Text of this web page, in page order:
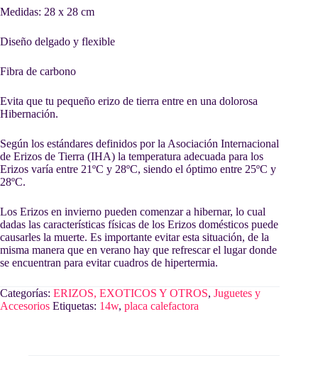
cantidad
Medidas: 28 x 28 cm
Diseño delgado y flexible
Fibra de carbono
Evita que tu pequeño erizo de tierra entre en una dolorosa
Hibernación.
Según los estándares definidos por la Asociación Internacional
de Erizos de Tierra (IHA) la temperatura adecuada para los
Erizos varía entre 21ºC y 28ºC, siendo el óptimo entre 25ºC y
28ºC.
Los Erizos en invierno pueden comenzar a hibernar, lo cual
dadas las características físicas de los Erizos domésticos puede
causarles la muerte. Es importante evitar esta situación, de la
misma manera que en verano hay que refrescar el lugar donde
se encuentran para evitar cuadros de hipertermia.
Categorías: ERIZOS, EXOTICOS Y OTROS, Juguetes y
Accesorios Etiquetas: 14w, placa calefactora